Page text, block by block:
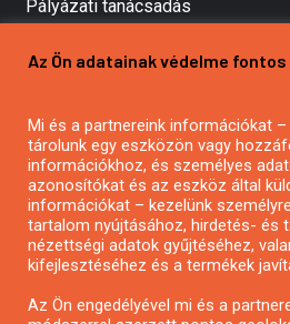
Pályázati tanácsadás
Mezőgazdasági pályázatírás
Pályázatírás civil szervezeteknek
Pályázatírás önkormányzatoknak
Pályázatfigyelés
Specifikus pályázatfigyelés vagy
Az Ön adatainak védelme
Mi és a partnereink információkat
tárolunk egy eszközön vagy
információkhoz, és személyes
azonosítókat és az eszköz által
információkat – kezelünk
tartalom nyújtásához, hirdetés- és
nézettségi adatok gyűjtéséhez,
kifejlesztéséhez és a termékek
Az Ön engedélyével mi és a